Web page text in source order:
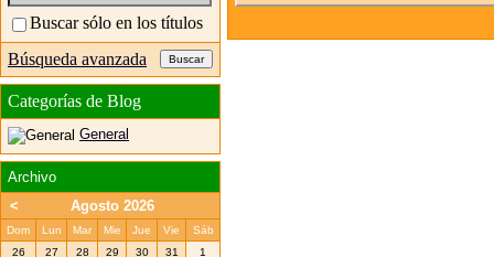
Buscar sólo en los títulos
Búsqueda avanzada
Categorías de Blog
General
Archivo
<
Agosto 2026
Dom Lun Mar Mie Jue Vie
Sáb
26
27 28 29 30 31
1